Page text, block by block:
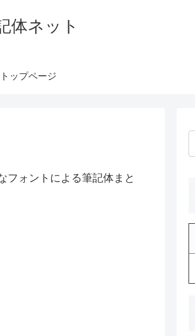
体ネット
トップページ
フォントによる筆記体まと